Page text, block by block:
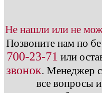
Не нашли или не
Позвоните нам по
700-23-71 или
звонок. Менеджер
все вопросы